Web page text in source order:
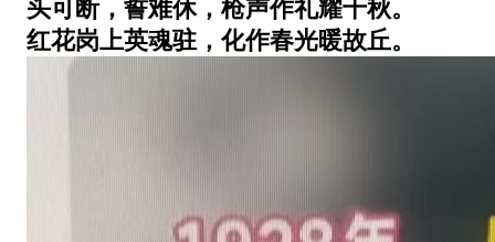
头可断，誓难休，枪声作礼耀千秋。
红花岗上英魂驻，化作春光暖故丘。